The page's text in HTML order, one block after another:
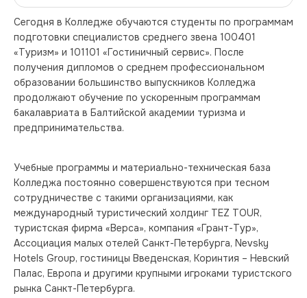
Сегодня в Колледже обучаются студенты по программам
подготовки специалистов среднего звена 100401
«Туризм» и 101101 «Гостиничный сервис». После
получения дипломов о среднем профессиональном
образовании большинство выпускников Колледжа
продолжают обучение по ускоренным программам
бакалавриата в Балтийской академии туризма и
предпринимательства.
Учебные программы и материально-техническая база
Колледжа постоянно совершенствуются при тесном
сотрудничестве с такими организациями, как
международный туристический холдинг TEZ TOUR,
туристская фирма «Верса», компания «Грант-Тур»,
Ассоциация малых отелей Санкт-Петербурга, Nevsky
Hotels Group, гостиницы Введенская, Коринтия – Невский
Палас, Европа и другими крупными игроками туристского
рынка Санкт-Петербурга.